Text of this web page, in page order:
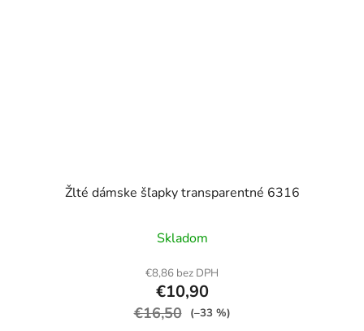
Žlté dámske šľapky transparentné 6316
Skladom
€8,86 bez DPH
€10,90
€16,50 (–33 %)